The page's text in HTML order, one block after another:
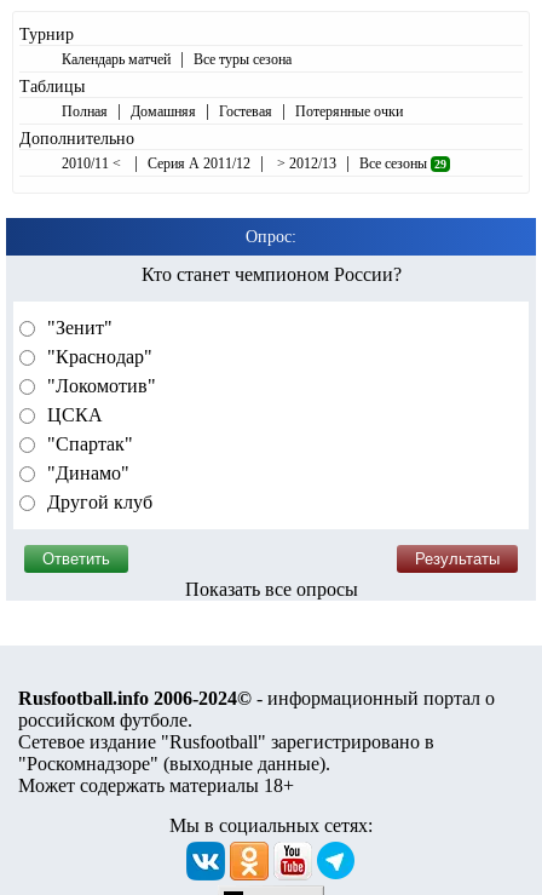
Турнир
Календарь матчей | Все туры сезона
Таблицы
Полная | Домашняя | Гостевая | Потерянные очки
Дополнительно
2010/11 < | Серия А 2011/12 | > 2012/13 | Все сезоны 29
Опрос:
Кто станет чемпионом России?
"Зенит"
"Краснодар"
"Локомотив"
ЦСКА
"Спартак"
"Динамо"
Другой клуб
Показать все опросы
Rusfootball.info 2006-2024© - информационный портал о
российском футболе.
Сетевое издание "Rusfootball" зарегистрировано в
"Роскомнадзоре" (выходные данные).
Может содержать материалы 18+
Мы в социальных сетях: